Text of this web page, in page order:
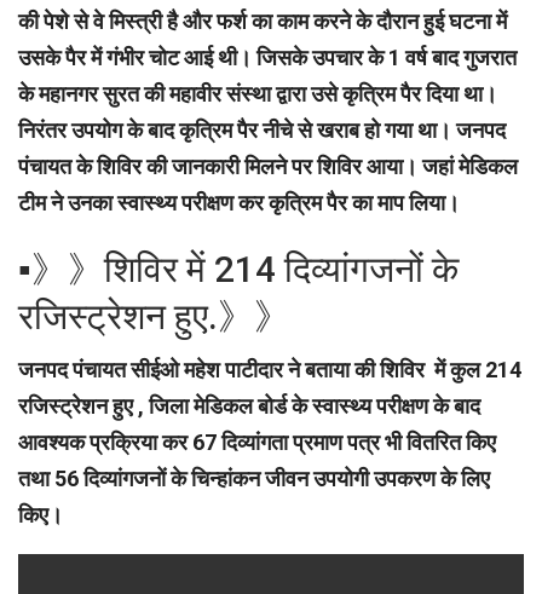
की पेशे से वे मिस्त्री है और फर्श का काम करने के दौरान हुई घटना में
उसके पैर में गंभीर चोट आई थी। जिसके उपचार के 1 वर्ष बाद गुजरात
के महानगर सुरत की महावीर संस्था द्वारा उसे कृत्रिम पैर दिया था।
निरंतर उपयोग के बाद कृत्रिम पैर नीचे से खराब हो गया था। जनपद
पंचायत के शिविर की जानकारी मिलने पर शिविर आया। जहां मेडिकल
टीम ने उनका स्वास्थ्य परीक्षण कर कृत्रिम पैर का माप लिया।
▪︎》》शिविर में 214 दिव्यांगजनों के
रजिस्ट्रेशन हुए.》》
जनपद पंचायत सीईओ महेश पाटीदार ने बताया की शिविर में कुल 214
रजिस्ट्रेशन हुए , जिला मेडिकल बोर्ड के स्वास्थ्य परीक्षण के बाद
आवश्यक प्रक्रिया कर 67 दिव्यांगता प्रमाण पत्र भी वितरित किए
तथा 56 दिव्यांगजनों के चिन्हांकन जीवन उपयोगी उपकरण के लिए
किए।